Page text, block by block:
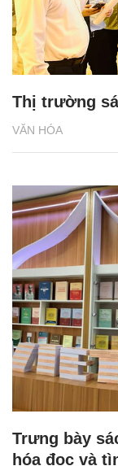
VĂN HÓA
Thị trường
Trưng bày
hóa đọc và